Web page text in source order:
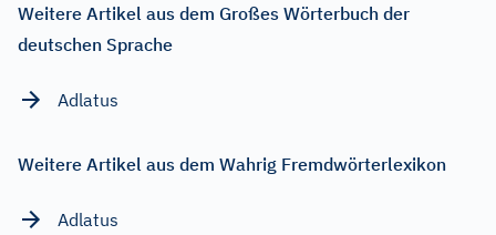
Weitere Artikel aus dem Großes Wörterbuch der
deutschen Sprache
Adlatus
Weitere Artikel aus dem Wahrig Fremdwörterlexikon
Adlatus